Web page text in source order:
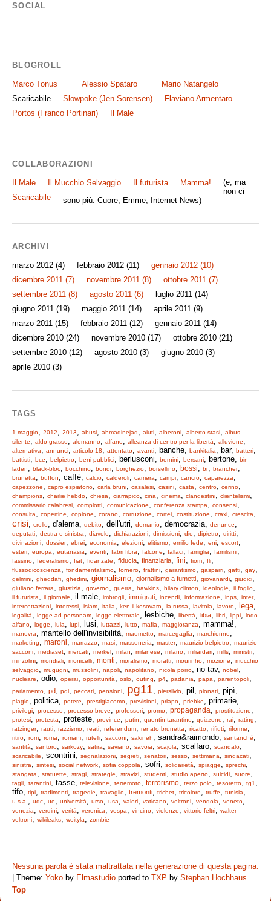
SOCIAL
BLOGROLL
Marco Tonus Alessio Spataro
Mario Natangelo
Scaricabile
Slowpoke (Jen Sorensen)
Flaviano Armentaro
Portos (Franco Portinari)
Il Male
COLLABORAZIONI
Il Male Il Mucchio Selvaggio Il futurista
Mamma!
Scaricabile
(e, ma
non ci
sono più: Cuore, Emme, Internet News)
ARCHIVI
marzo 2012 (4) febbraio 2012 (11) gennaio 2012 (10)
dicembre 2011 (7) novembre 2011 (8) ottobre 2011 (7)
settembre 2011 (8) agosto 2011 (6) luglio 2011 (14)
giugno 2011 (19) maggio 2011 (14) aprile 2011 (9)
marzo 2011 (15) febbraio 2011 (12) gennaio 2011 (14)
dicembre 2010 (24) novembre 2010 (17) ottobre 2010 (21)
settembre 2010 (12) agosto 2010 (3) giugno 2010 (3)
aprile 2010 (3)
TAGS
1 maggio, 2012, 2013, abusi, ahmadinejad, aiuti, alberoni, alberto stasi, albus
silente, aldo grasso, alemanno, alfano, alleanza di centro per la libertà, alluvione,
alternativa, annunci, articolo 18, attentato, avanti, banche, bankitalia, bar, batteri,
battisti, bce, belpietro, beni pubblici, berlusconi, bernini, bersani, bertone, bin
laden, black-bloc, bocchino, bondi, borghezio, borsellino, bossi, br, brancher,
brunetta, buffon, caffé, calcio, calderoli, camera, campi, cancro, caparezza,
capezzone, capro espiatorio, carla bruni, casalesi, casini, casta, centro, cerino,
champions, charlie hebdo, chiesa, ciarrapico, cina, cinema, clandestini, clientelismi,
commissario calabresi, complotti, comunicazione, conferenza stampa, consensi,
consulta, copertine, copione, corano, corruzione, cortei, costituzione, craxi, crescita,
crisi, crollo, d'alema, debito, dell'utri, demanio, democrazia, denunce,
deputati, destra e sinistra, diavolo, dichiarazioni, dimissioni, dio, dipietro, diritti,
divinazioni, dossier, ebrei, economia, elezioni, elitismo, emilio fede, eni, escort,
esteri, europa, eutanasia, eventi, fabri fibra, falcone, fallaci, famiglia, familismi,
fassino, federalismo, fiat, fidanzate, fiducia, finanziaria, fini, fiom, fli,
flussodicoscienza, fondamentalismo, fornero, frattini, garantismo, gasparri, gatti, gay,
gelmini, gheddafi, ghedini, giornalismo, giornalismo a fumetti, giovanardi, giudici,
giuliano ferrara, giustizia, governo, guerra, hawkins, hilary clinton, ideologie, il foglio,
il futurista, il giornale, il male, imbrogli, immigrati, incendi, informazione, inps, inter,
intercettazioni, interessi, islam, italia, ken il kosovaro, la russa, lavitola, lavoro, lega,
legalità, legge ad personam, legge elettorale, lesbiche, libertà, libia, libri, lippi, lodo
alfano, logge, lula, lupi, lusi, luttazzi, lutto, mafia, maggioranza, mamma!,
manovra, mantello dell'invisibilità, maometto, marcegaglia, marchionne,
marketing, maroni, marrazzo, masi, massoneria, master, maurizio belpietro, maurizio
sacconi, mediaset, mercati, merkel, milan, milanese, milano, miliardari, mills, ministri,
minzolini, mondiali, monicelli, monti, moralismo, moratti, mourinho, mozione, mucchio
selvaggio, mugugni, mussolini, napoli, napolitano, nicola porro, no-tav, nobel,
nucleare, odio, operai, opportunità, oslo, outing, p4, padania, papa, parentopoli,
parlamento, pd, pdl, peccati, pensioni, pg11, piersilvio, pil, pionati, pipì,
plagio, politica, potere, prestigiacomo, previsioni, priapo, priebke, primarie,
privilegi, processo, processo breve, professori, promo, propaganda, prostituzione,
protesi, protesta, proteste, province, putin, quentin tarantino, quizzone, rai, rating,
ratzinger, rauti, razzismo, reati, referendum, renato brunetta, ricatto, rifiuti, riforme,
ritiro, rom, roma, romani, rutelli, sacconi, sakineh, sandra&raimondo, santanché,
santità, santoro, sarkozy, satira, saviano, savoia, scajola, scalfaro, scandalo,
scaricabile, scontrini, segnalazioni, segreti, senatori, sesso, settimana, sindacati,
sinistra, sintesi, social network, sofia coppola, sofri, solidarietà, spiagge, sprechi,
stangata, statuette, stragi, strategie, stravizi, studenti, studio aperto, suicidi, suore,
tagli, tarantini, tasse, televisione, terremoto, terrorismo, terzo polo, tesoretto, tg1 ,
tifo, tipi, tradimenti, tragedie, travaglio, tremonti, trichet, tricolore, truffe, tunisia,
u.s.a. , udc, ue, università, urso, usa, valori, vaticano, veltroni, vendola, veneto,
venezia, verdini, verità, veronica, vespa, vincino, violenze, vittorio feltri, walter
veltroni, wikileaks, woityla, zombie
Nessuna parola è stata maltrattata nella generazione di questa pagina.
Theme: Yoko by Elmastudio ported to TXP by Stephan Hochhaus.
Top